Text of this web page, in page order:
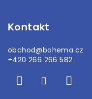
Kontakt
obchod@bohema.cz
+420 266 266 582